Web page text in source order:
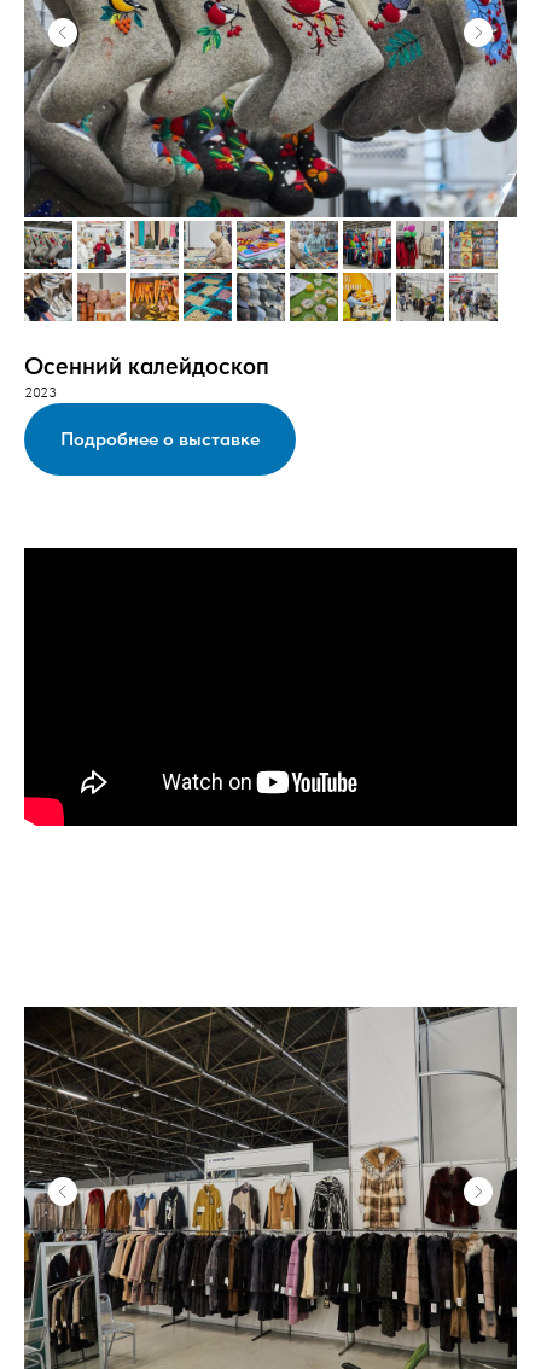
Осенний калейдоскоп
2023
Подробнее о выставке